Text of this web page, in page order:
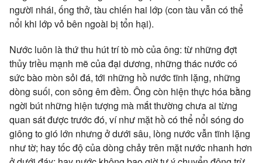
người nhái, ống thở, tàu chiến hai lớp (con tàu vẫn có thể
nổi khi lớp vỏ bên ngoài bị tổn hại).
Nước luôn là thứ thu hút trí tò mò của ông: từ những đợt
thủy triều mạnh mẽ của đại dương, những thác nước có
sức bào mòn sỏi đá, tới những hồ nước tĩnh lặng, những
dòng suối, con sông êm đềm. Ông còn hiện thực hóa bằng
ngời bút những hiện tượng mà mắt thường chưa ai từng
quan sát được trước đó, ví như mặt hồ có thể nổi sóng do
giông to gió lớn nhưng ở dưới sâu, lòng nước vẫn tĩnh lặng
như tờ; hay tốc độ của dòng chảy trên mặt nước nhanh hơn